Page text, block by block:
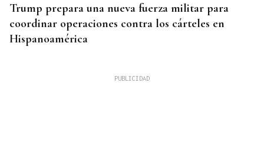
Trump prepara una nueva fuerza militar para
coordinar operaciones contra los cárteles en
Hispanoamérica